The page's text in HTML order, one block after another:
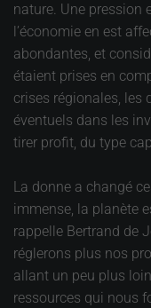
nature. Une pression
l’économie en est
abondantes, et
étaient prises en
crises régionales, les
éventuels dans les
tirer profit, du type
La donne a changé
immense, la planète
rappelle Bertrand de
réglerons plus nos
allant un peu plus
ressources qui nous